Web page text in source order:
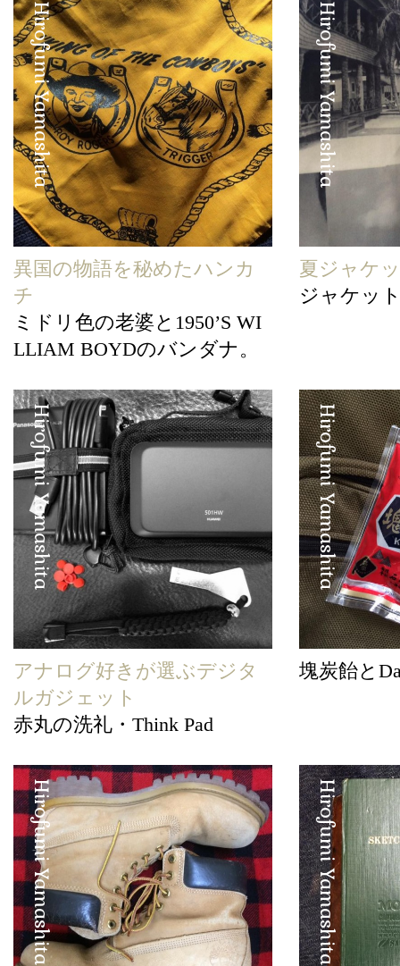
Hirofumi Yamashita
異国の物語を秘めたハンカ
チ
ミドリ色の老婆と1950’S WI
LLIAM BOYDのバンダナ。
Hirofumi Yamashita
夏ジャケ
ジャケッ
Hirofumi Yamashita
アナログ好きが選ぶデジタ
ルガジェット
赤丸の洗礼・Think Pad
Hirofumi Yamashita
塊炭飴と
Hirofumi Yamashita Hirofumi Yamashita